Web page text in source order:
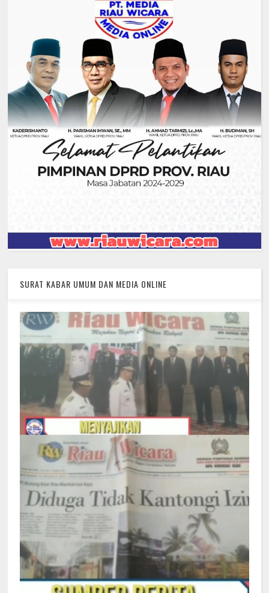
SURAT KABAR UMUM DAN MEDIA ONLINE